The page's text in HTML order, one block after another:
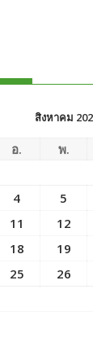
สิงหาคม
อ. พ.
4 5
11 12
18 19
25 26